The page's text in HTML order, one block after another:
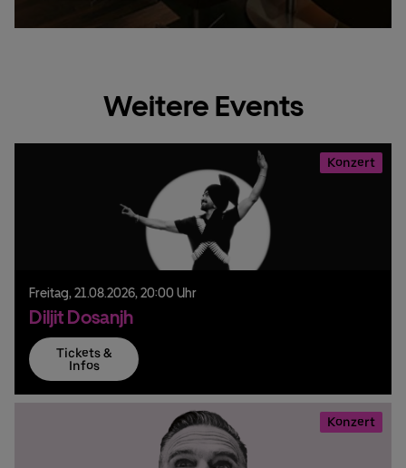
Weitere Events
Konzert
Freitag, 21.08.2026, 20:00 Uhr
Diljit Dosanjh
Tickets &
Infos
Konzert